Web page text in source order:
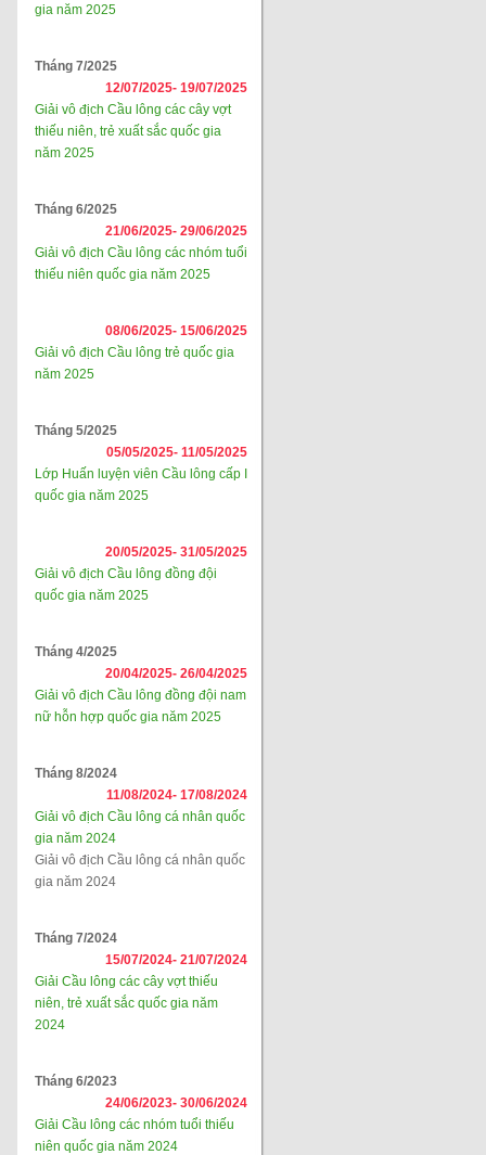
gia năm 2025
Tháng 7/2025
12/07/2025- 19/07/2025
Giải vô địch Cầu lông các cây vợt
thiếu niên, trẻ xuất sắc quốc gia
năm 2025
Tháng 6/2025
21/06/2025- 29/06/2025
Giải vô địch Cầu lông các nhóm tuổi
thiếu niên quốc gia năm 2025
08/06/2025- 15/06/2025
Giải vô địch Cầu lông trẻ quốc gia
năm 2025
Tháng 5/2025
05/05/2025- 11/05/2025
Lớp Huấn luyện viên Cầu lông cấp I
quốc gia năm 2025
20/05/2025- 31/05/2025
Giải vô địch Cầu lông đồng đội
quốc gia năm 2025
Tháng 4/2025
20/04/2025- 26/04/2025
Giải vô địch Cầu lông đồng đội nam
nữ hỗn hợp quốc gia năm 2025
Tháng 8/2024
11/08/2024- 17/08/2024
Giải vô địch Cầu lông cá nhân quốc
gia năm 2024
Giải vô địch Cầu lông cá nhân quốc
gia năm 2024
Tháng 7/2024
15/07/2024- 21/07/2024
Giải Cầu lông các cây vợt thiếu
niên, trẻ xuất sắc quốc gia năm
2024
Tháng 6/2023
24/06/2023- 30/06/2024
Giải Cầu lông các nhóm tuổi thiếu
niên quốc gia năm 2024